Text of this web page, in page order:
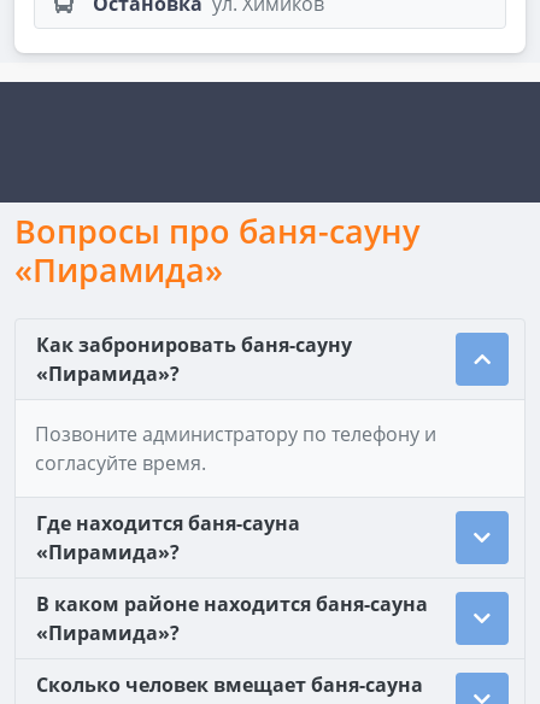
Вопросы про баня-сауну
«Пирамида»
Как забронировать баня-сауну
«Пирамида»?
Позвоните администратору по телефону и
согласуйте время.
Где находится баня-сауна
«Пирамида»?
В каком районе находится баня-сауна
«Пирамида»?
Сколько человек вмещает баня-сауна